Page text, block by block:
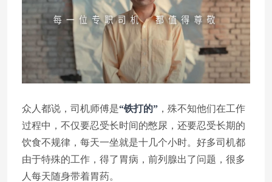
众人都说，司机师傅是“铁打的” ，殊不知他们在工作
过程中，不仅要忍受长时间的憋尿，还要忍受长期的
饮食不规律，每天一坐就是十几个小时。好多司机都
由于特殊的工作，得了胃病，前列腺出了问题，很多
人每天随身带着胃药。